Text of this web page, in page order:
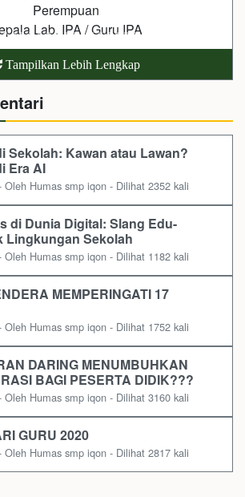
Perempuan
Lab. IPA / Guru IPA
Tampilkan Lebih Lengkap
Sekolah: Kawan atau Lawan?
Era AI
Humas smp iqon - Dilihat 2352 kali
di Dunia Digital: Slang Edu-
Lingkungan Sekolah
Humas smp iqon - Dilihat 1182 kali
MEMPERINGATI 17
Oleh Humas smp iqon - Dilihat 1752 kali
DARING MENUMBUHKAN
BAGI PESERTA DIDIK???
Humas smp iqon - Dilihat 3160 kali
GURU 2020
Humas smp iqon - Dilihat 2817 kali